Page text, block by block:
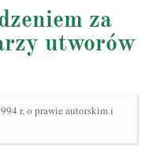
za
utworów
r. o prawie autorskim i